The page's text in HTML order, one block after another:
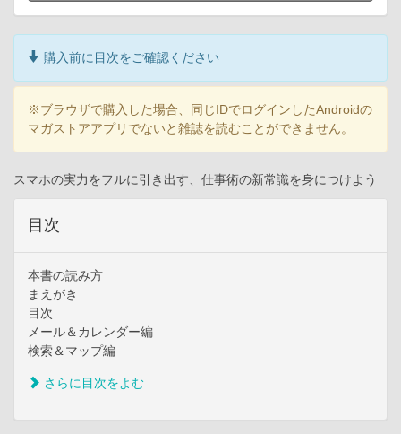
購入前に目次をご確認ください
※ブラウザで購入した場合、同じIDでログインしたAndroidの
マガストアアプリでないと雑誌を読むことができません。
スマホの実力をフルに引き出す、仕事術の新常識を身につけよう
目次
本書の読み方
まえがき
目次
メール＆カレンダー編
検索＆マップ編
さらに目次をよむ